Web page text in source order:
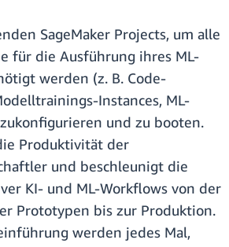
SageMaker Projects, um alle
für die Ausführung ihres ML-
werden (z. B. Code-
Instances, ML-
und zu booten.
Produktivität der
und beschleunigt die
KI- und ML-Workflows von der
Prototypen bis zur Produktion.
werden jedes Mal,